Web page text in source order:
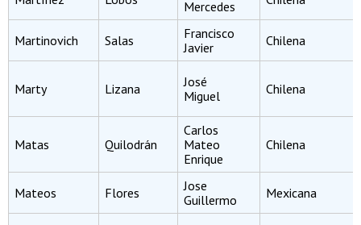
Mercedes
Martinovich Salas
Francisco
Javier
Chilena
Marty Lizana
José
Miguel
Chilena
Matas Quilodrán
Carlos
Mateo
Enrique
Chilena
Mateos Flores
Jose
Guillermo
Mexicana